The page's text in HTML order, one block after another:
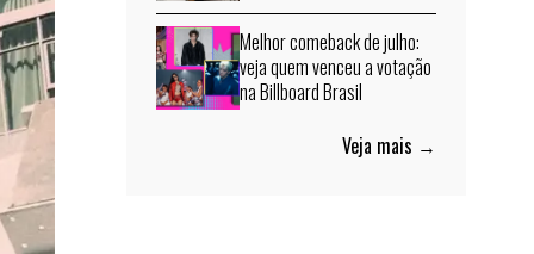
Melhor comeback de julho:
veja quem venceu a votação
na Billboard Brasil
Veja mais →